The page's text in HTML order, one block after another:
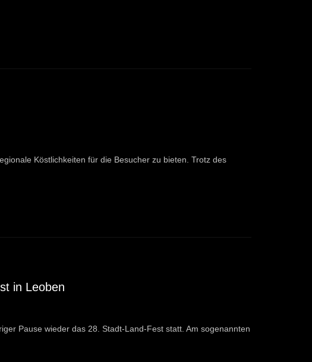
Köstlichkeiten für die Besucher zu bieten. Trotz des
in Leoben
Pause wieder das 28. Stadt-Land-Fest statt. Am sogenannten